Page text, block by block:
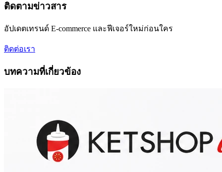
ติดตามข่าวสาร
อัปเดตเทรนด์ E-commerce และฟีเจอร์ใหม่ก่อนใคร
ติดต่อเรา
บทความที่เกี่ยวข้อง